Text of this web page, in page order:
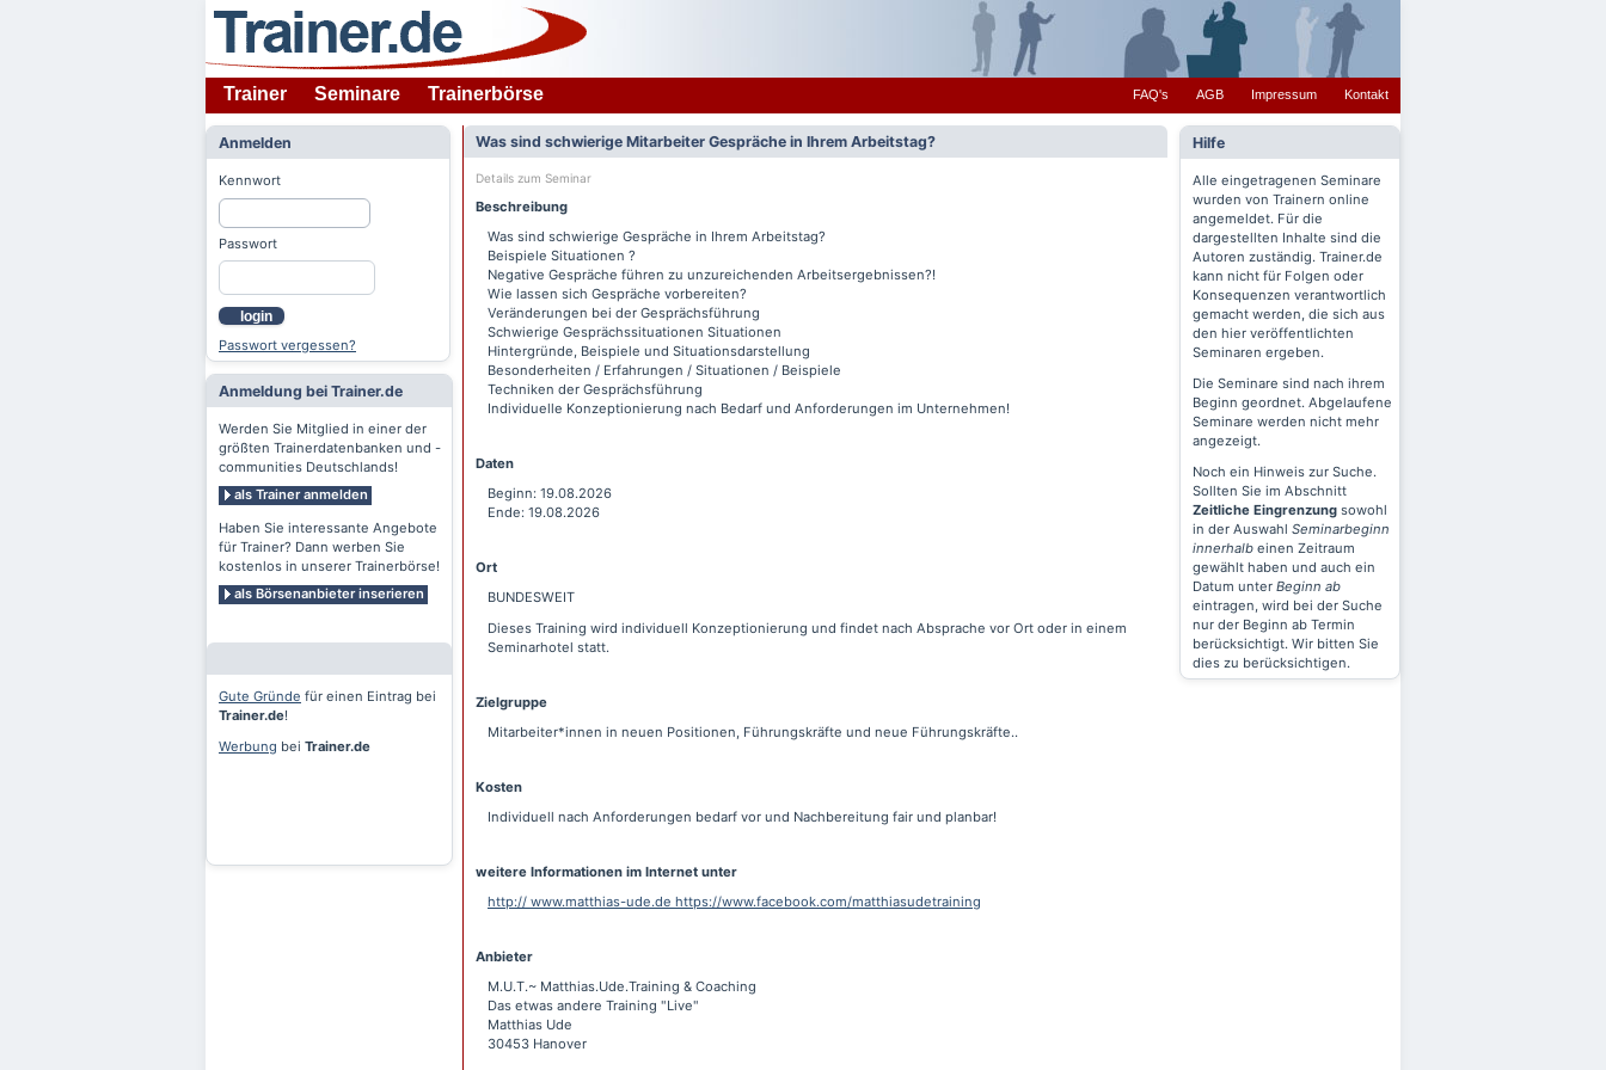
Trainer Seminare Trainerbörse FAQ's AGB Impressum Kontakt
Anmelden
Kennwort
Passwort
login
Passwort vergessen?
Anmeldung bei Trainer.de
Werden Sie Mitglied in einer der
größten Trainerdatenbanken und -
communities Deutschlands!
als Trainer anmelden
Haben Sie interessante Angebote
für Trainer? Dann werben Sie
kostenlos in unserer Trainerbörse!
als Börsenanbieter inserieren
Gute Gründe für einen Eintrag bei
Trainer.de!
Werbung bei Trainer.de
Hilfe
Alle eingetragenen Seminare
wurden von Trainern online
angemeldet. Für die
dargestellten Inhalte sind die
Autoren zuständig. Trainer.de
kann nicht für Folgen oder
Konsequenzen verantwortlich
gemacht werden, die sich aus
den hier veröffentlichten
Seminaren ergeben.
Die Seminare sind nach ihrem
Beginn geordnet. Abgelaufene
Seminare werden nicht mehr
angezeigt.
Noch ein Hinweis zur Suche.
Sollten Sie im Abschnitt
Zeitliche Eingrenzung sowohl
in der Auswahl Seminarbeginn
innerhalb einen Zeitraum
gewählt haben und auch ein
Datum unter Beginn ab
eintragen, wird bei der Suche
nur der Beginn ab Termin
berücksichtigt. Wir bitten Sie
dies zu berücksichtigen.
Was sind schwierige Mitarbeiter Gespräche in Ihrem Arbeitstag?
Details zum Seminar
Beschreibung
Was sind schwierige Gespräche in Ihrem Arbeitstag?
Beispiele Situationen ?
Negative Gespräche führen zu unzureichenden Arbeitsergebnissen?!
Wie lassen sich Gespräche vorbereiten?
Veränderungen bei der Gesprächsführung
Schwierige Gesprächssituationen Situationen
Hintergründe, Beispiele und Situationsdarstellung
Besonderheiten / Erfahrungen / Situationen / Beispiele
Techniken der Gesprächsführung
Individuelle Konzeptionierung nach Bedarf und Anforderungen im Unternehmen!
Daten
Beginn: 19.08.2026
Ende: 19.08.2026
Ort
BUNDESWEIT
Dieses Training wird individuell Konzeptionierung und findet nach Absprache vor Ort oder in einem
Seminarhotel statt.
Zielgruppe
Mitarbeiter*innen in neuen Positionen, Führungskräfte und neue Führungskräfte..
Kosten
Individuell nach Anforderungen bedarf vor und Nachbereitung fair und planbar!
weitere Informationen im Internet unter
http:// www.matthias-ude.de https://www.facebook.com/matthiasudetraining
Anbieter
M.U.T.~ Matthias.Ude.Training & Coaching
Das etwas andere Training "Live"
Matthias Ude
30453 Hanover